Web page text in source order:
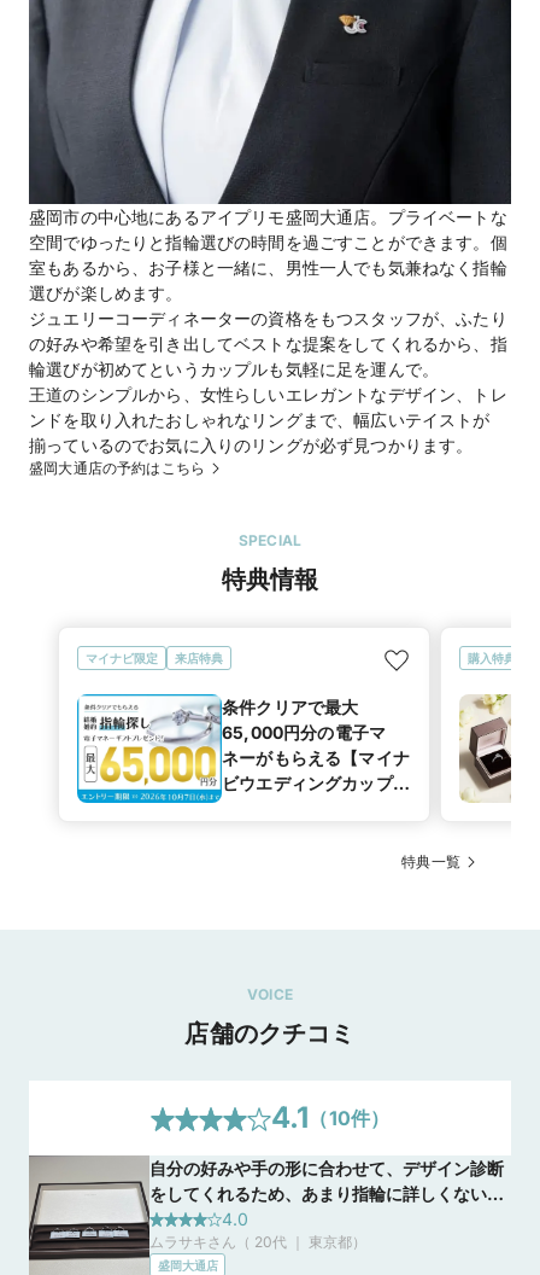
似合うフォルムをご提案。一生ものとなる婚約指
輪・結婚指輪を選ぶ基準ができます。プロの知見
から導き出した「本当に似合う」私にぴったりの
おすすめリングをぜひ店頭で体験して。
電話番号 050-5287-9707
公式HP I-PRIMO(アイプリモ)のホームページを見る
盛岡大通店（直営店）のホームページを見る
盛岡市の中心地にあるアイプリモ盛岡大通店。プライベートな
空間でゆったりと指輪選びの時間を過ごすことができます。個
室もあるから、お子様と一緒に、男性一人でも気兼ねなく指輪
選びが楽しめます。
ジュエリーコーディネーターの資格をもつスタッフが、ふたり
の好みや希望を引き出してベストな提案をしてくれるから、指
輪選びが初めてというカップルも気軽に足を運んで。
王道のシンプルから、女性らしいエレガントなデザイン、トレ
ンドを取り入れたおしゃれなリングまで、幅広いテイストが
揃っているのでお気に入りのリングが必ず見つかります。
盛岡大通店の予約はこちら
SPECIAL
特典情報
マイナビ限定 来店特典
条件クリアで最大
65,000円分の電子マ
ネーがもらえる【マイナ
ビウエディングカップル
購入特典
特典一覧
VOICE
店舗のクチコミ
4.1 （10件）
自分の好みや手の形に合わせて、デザイン診断
をしてくれるため、あまり指輪に詳しくない人
でも試着検討しやすいのが良いと思いました。
独自の技術で商品レコメンドをしてくれます。
また自社でデザイナーがいるのも特徴のようで
4.0
ムラサキさん（ 20代 ｜ 東京都）
盛岡大通店